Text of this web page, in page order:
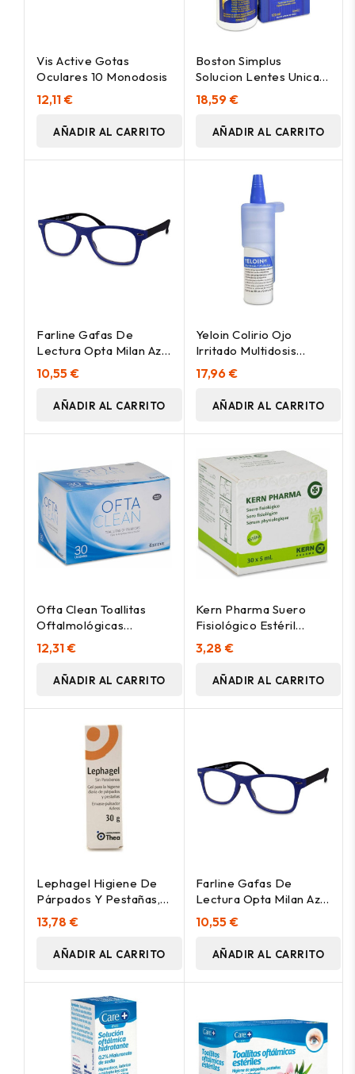
Vis Active Gotas
Oculares 10 Monodosis
12,11 €
AÑADIR AL CARRITO
Boston Simplus
Solucion Lentes Unica
120
18,59 €
AÑADIR AL CARRITO
Farline Gafas De
Lectura Opta Milan Azul
+1.00 1Ud
10,55 €
AÑADIR AL CARRITO
Yeloin Colirio Ojo
Irritado Multidosis
Solución Oftálmica 2%
10Ml
17,96 €
AÑADIR AL CARRITO
Ofta Clean Toallitas
Oftalmológicas
Estériles 30 Unidades
12,31 €
AÑADIR AL CARRITO
Kern Pharma Suero
Fisiológico Estéril
Monodosis 5Ml X 30Uds
3,28 €
AÑADIR AL CARRITO
Lephagel Higiene De
Párpados Y Pestañas,
30 G
13,78 €
AÑADIR AL CARRITO
Farline Gafas De
Lectura Opta Milan Azul
+2.00 1Ud
10,55 €
AÑADIR AL CARRITO